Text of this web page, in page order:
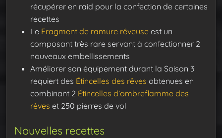
récupérer en raid pour la confection de certaines
recettes
Le Fragment de ramure rêveuse est un
composant très rare servant à confectionner 2
nouveaux embellissements
Améliorer son équipement durant la Saison 3
requiert des Étincelles des rêves obtenues en
combinant 2 Étincelles d’ombreflamme des
rêves et 250 pierres de vol
Nouvelles recettes